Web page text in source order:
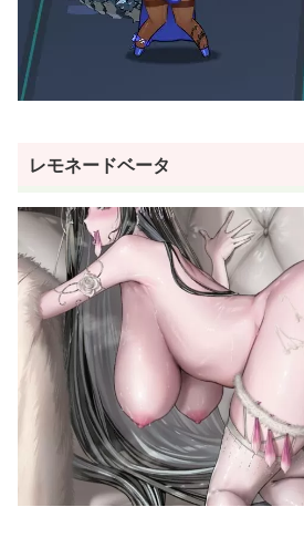
レモネードベータ